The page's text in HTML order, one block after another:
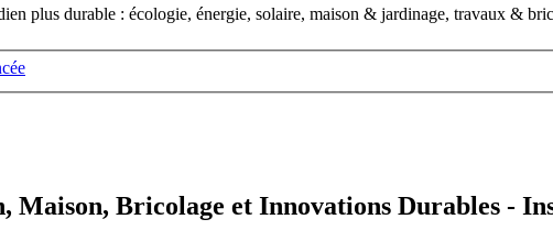
plus durable : écologie, énergie, solaire, maison & jardinage, travaux &
Maison, Bricolage et Innovations Durables -